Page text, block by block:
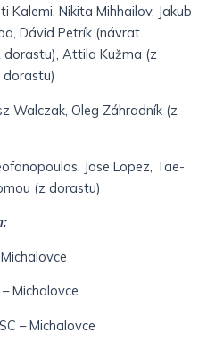
Kalemi, Nikita Mihhailov, Jakub
Dávid Petrík (návrat
dorastu), Attila Kužma (z
dorastu)
Walczak, Oleg Záhradník (z
Jose Lopez, Tae-
(z dorastu)
Michalovce
– Michalovce